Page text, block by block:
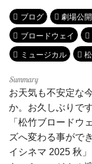
ブログ 劇場公
ブロードウェイ
ミュージカル
お天気も不安定な
か。お久しぶりで
「松竹ブロードウ
ズへ変わる事がで
イシネマ 2025 秋